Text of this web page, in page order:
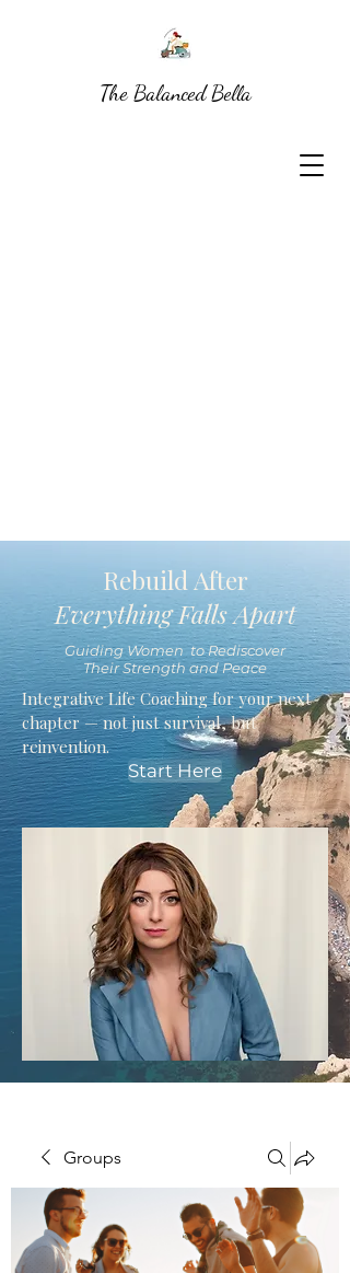
Rebuild After
Everything Falls Apart
Guiding Women to Rediscover
Their Strength and Peace
Integrative Life Coaching for your next
chapter — not just survival, but
reinvention.
Start Here
The Balanced Bella
Groups